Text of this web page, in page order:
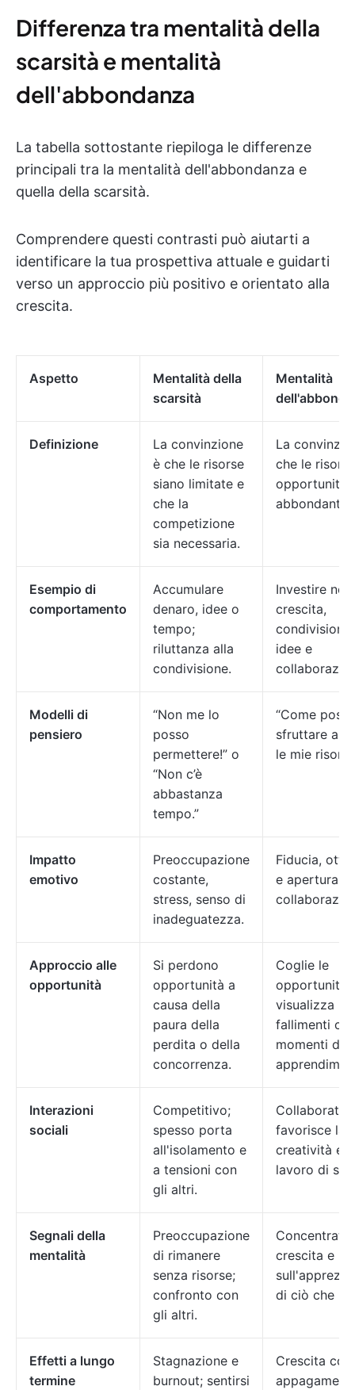
Differenza tra mentalità della
scarsità e mentalità
dell'abbondanza
La tabella sottostante riepiloga le differenze
principali tra la mentalità dell'abbondanza e
quella della scarsità.
Comprendere questi contrasti può aiutarti a
identificare la tua prospettiva attuale e guidarti
verso un approccio più positivo e orientato alla
crescita.
Aspetto
Mentalità della
scarsità
Mentalità
Definizione
La convinzione
è che le risorse
siano limitate e
che la
competizione
sia necessaria.
La
che le
opportunità
abbondanti.
Esempio di
comportamento
Accumulare
denaro, idee o
tempo;
riluttanza alla
condivisione.
Investire
crescita,
condivisione
idee e
Modelli di
pensiero
“Non me lo
posso
permettere!” o
“Non c’è
abbastanza
tempo.”
“Come
sfruttare al
le mie
Impatto
emotivo
Preoccupazione
costante,
stress, senso di
inadeguatezza.
Fiducia,
e apertura
Approccio alle
opportunità
Si perdono
opportunità a
causa della
paura della
perdita o della
concorrenza.
Coglie le
opportunità
visualizza i
fallimenti
momenti di
Interazioni
sociali
Competitivo;
spesso porta
all'isolamento e
a tensioni con
gli altri.
favorisce la
creatività e il
lavoro di
Segnali della
mentalità
Preoccupazione
di rimanere
senza risorse;
confronto con
gli altri.
Concentrati
crescita e
di ciò che
Effetti a lungo
termine
Stagnazione e
burnout; sentirsi
Crescita